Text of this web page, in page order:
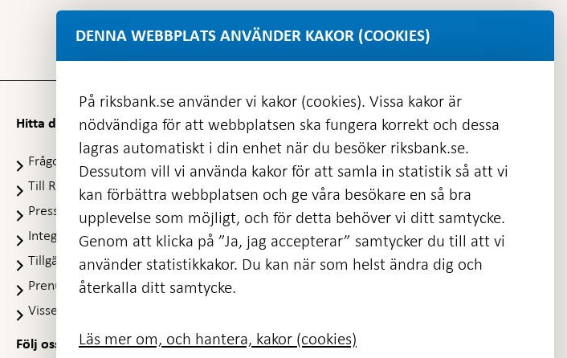
Hitta direkt
Frågor och svar
Öppnas
i
ny
flik
Till Riksbankens webbarkiv
Öppnas
ny
flik
Presskontakt
Integritetspolicy
Tillgänglighetsredogörelse
Prenumerera på utskick
Visselblåsning
Följ oss på sociala medier
Dela
DENNA WEBBPLATS ANVÄNDER KAKOR (COOKIES)
På riksbank.se använder vi kakor (cookies). Vissa kakor är
nödvändiga för att webbplatsen ska fungera korrekt och dessa
lagras automatiskt i din enhet när du besöker riksbank.se.
Dessutom vill vi använda kakor för att samla in statistik så att vi
kan förbättra webbplatsen och ge våra besökare en så bra
upplevelse som möjligt, och för detta behöver vi ditt samtycke.
Genom att klicka på ”Ja, jag accepterar” samtycker du till att vi
använder statistikkakor. Du kan när som helst ändra dig och
återkalla ditt samtycke.
Läs mer om, och hantera, kakor (cookies)